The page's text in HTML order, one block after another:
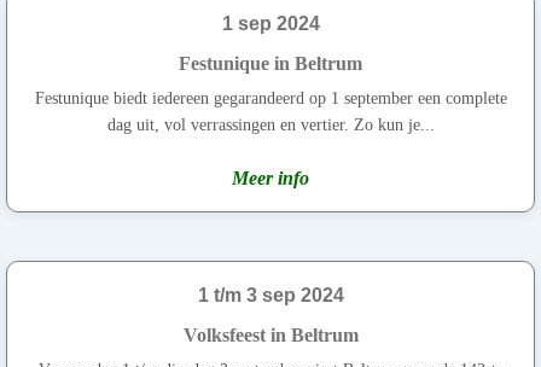
1 sep 2024
Festunique in Beltrum
Festunique biedt iedereen gegarandeerd op 1 september een complete
dag uit, vol verrassingen en vertier. Zo kun je...
Meer info
1 t/m 3 sep 2024
Volksfeest in Beltrum